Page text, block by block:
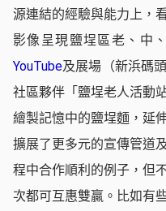
源連結的經驗與能力上，
影像呈現鹽埕區老、中
YouTube及展場（新浜碼
社區夥伴「鹽埕老人活動
繪製記憶中的鹽埕麵，延
擴展了更多元的宣傳管道
程中合作順利的例子，但
次都可互惠雙贏。比如有